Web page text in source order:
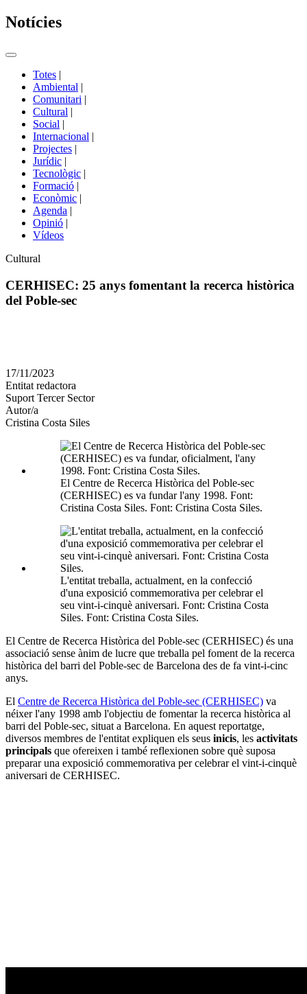
Notícies
Commutador
portals
Totes |
Ambiental |
Comunitari |
Cultural |
Social |
Internacional |
Projectes |
Jurídic |
Tecnològic |
Formació |
Econòmic |
Agenda |
Opinió |
Vídeos
Àmbit
la
notícia
Cultural
CERHISEC: 25 anys fomentant la recerca històrica
del Poble-sec
en
altres
xarxes
socials
17/11/2023
Entitat redactora
Suport Tercer Sector
Autor/a
Cristina Costa Siles
El Centre de Recerca Històrica del Poble-sec
(CERHISEC) es va fundar l'any 1998. Font:
Cristina Costa Siles. Font: Cristina Costa Siles.
L'entitat treballa, actualment, en la confecció
d'una exposició commemorativa per celebrar el
seu vint-i-cinquè aniversari. Font: Cristina Costa
Siles. Font: Cristina Costa Siles.
El Centre de Recerca Històrica del Poble-sec (CERHISEC) és una
associació sense ànim de lucre que treballa pel foment de la recerca
històrica del barri del Poble-sec de Barcelona des de fa vint-i-cinc
anys.
El Centre de Recerca Històrica del Poble-sec (CERHISEC) va
néixer l'any 1998 amb l'objectiu de fomentar la recerca històrica al
barri del Poble-sec, situat a Barcelona. En aquest reportatge,
diversos membres de l'entitat expliquen els seus inicis, les activitats
principals que ofereixen i també reflexionen sobre què suposa
preparar una exposició commemorativa per celebrar el vint-i-cinquè
aniversari de CERHISEC.